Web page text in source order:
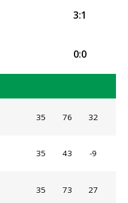
3:1
0:0
35 76 32
35 43 -9
35 73 27